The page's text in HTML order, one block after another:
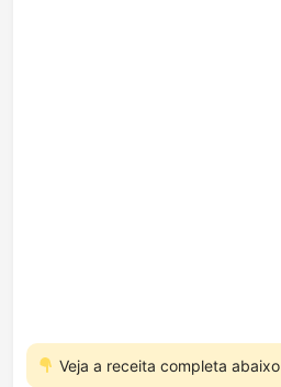
Veja a receita completa abaixo